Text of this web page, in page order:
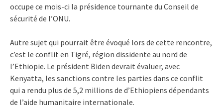
occupe ce mois-ci la présidence tournante du Conseil de
sécurité de l’ONU.
Autre sujet qui pourrait être évoqué lors de cette rencontre,
c’est le conflit en Tigré, région dissidente au nord de
l’Ethiopie. Le président Biden devrait évaluer, avec
Kenyatta, les sanctions contre les parties dans ce conflit
qui a rendu plus de 5,2 millions de d’Ethiopiens dépendants
de l’aide humanitaire internationale.